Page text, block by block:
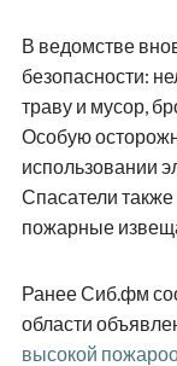
В ведомстве
безопасности:
траву и мусор,
Особую
использовании
Спасатели
пожарные
Ранее Сиб.фм
области
высокой